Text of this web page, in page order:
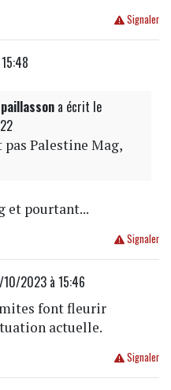
Signaler
a écrit le
pas Palestine Mag,
et pourtant...
Signaler
2023 à 15:46
font fleurir
actuelle.
Signaler